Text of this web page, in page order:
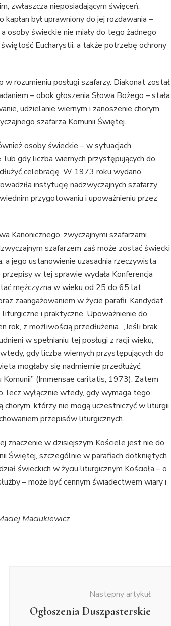
zwłaszcza nieposiadającym święceń,
był uprawniony do jej rozdawania –
osoby świeckie nie miały do tego żadnego
Eucharystii, a także potrzebę ochrony
rozumieniu posługi szafarzy. Diakonat został
– obok głoszenia Słowa Bożego – stała
udzielanie wiernym i zanoszenie chorym.
szafarza Komunii Świętej.
osoby świeckie – w sytuacjach
gdy liczba wiernych przystępujących do
celebrację. W 1973 roku wydano
instytucję nadzwyczajnych szafarzy
przygotowaniu i upoważnieniu przez
Kanonicznego, zwyczajnymi szafarzami
szafarzem zaś może zostać świecki
a jego ustanowienie uzasadnia rzeczywista
w tej sprawie wydała Konferencja
mężczyzna w wieku od 25 do 65 lat,
zaangażowaniem w życie parafii. Kandydat
i praktyczne. Upoważnienie do
rok, z możliwością przedłużenia. „Jeśli brak
w spełnianiu tej posługi z racji wieku,
gdy liczba wiernych przystępujących do
mogłaby się nadmiernie przedłużyć,
(Immensae caritatis, 1973). Zatem
lecz wyłącznie wtedy, gdy wymaga tego
którzy nie mogą uczestniczyć w liturgii
przepisów liturgicznych.
znaczenie w dzisiejszym Kościele jest nie do
Świętej, szczególnie w parafiach dotkniętych
świeckich w życiu liturgicznym Kościoła – o
– może być cennym świadectwem wiary i
Maciukiewicz
Następny artykuł
Ogłoszenia Duszpasterskie